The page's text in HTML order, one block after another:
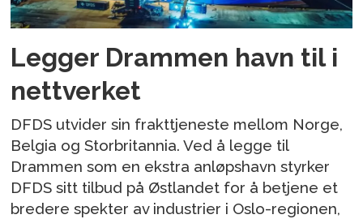
Legger Drammen havn til i
nettverket
DFDS utvider sin frakttjeneste mellom Norge,
Belgia og Storbritannia. Ved å legge til
Drammen som en ekstra anløpshavn styrker
DFDS sitt tilbud på Østlandet for å betjene et
bredere spekter av industrier i Oslo-regionen,